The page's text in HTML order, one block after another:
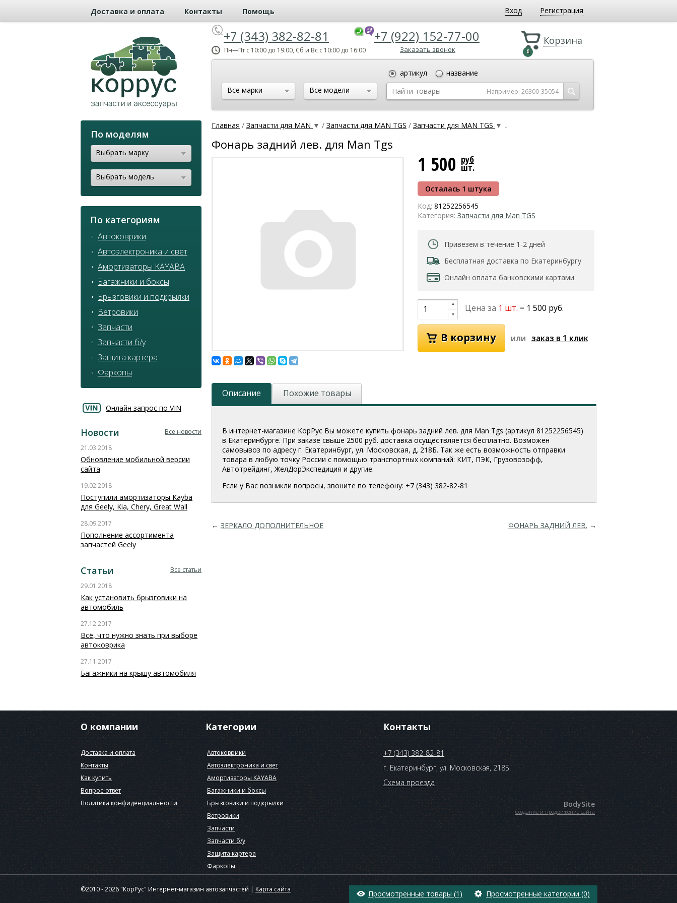
Доставка и оплата Контакты Помощь Вход Регистрация
Корзина
0
+7 (343) 382-82-81 +7 (922) 152-77-00
Пн—Пт с 10:00 до 19:00, Сб и Вс с 10:00 до 16:00 Заказать звонок
Все марки Все модели
артикул название
Например: 26300-35054
По моделям
Выбрать марку
Выбрать модель
По категориям
Автоковрики
Автоэлектроника и свет
Амортизаторы KAYABA
Багажники и боксы
Брызговики и подкрылки
Ветровики
Запчасти
Запчасти б/у
Защита картера
Фаркопы
Онлайн запрос по VIN
Новости
Все новости
21.03.2018
Обновление мобильной версии
сайта
19.02.2018
Поступили амортизаторы Kayba
для Geely, Kia, Chery, Great Wall
28.09.2017
Пополнение ассортимента
запчастей Geely
Статьи
Все статьи
29.01.2018
Как установить брызговики на
автомобиль
27.12.2017
Всё, что нужно знать при выборе
автоковрика
27.11.2017
Багажники на крышу автомобиля
Главная / Запчасти для MAN ▼ / Запчасти для MAN TGS / Запчасти для MAN TGS ▼ ↓
Фонарь задний лев. для Man Tgs
1 500 руб
шт.
Осталась 1 штука
Код: 81252256545
Категория: Запчасти для Man TGS
Привезем в течение 1-2 дней
Бесплатная доставка по Екатеринбургу
Онлайн оплата банковскими картами
Цена за 1 шт. = 1 500 руб.
или
Описание Похожие товары
В интернет-магазине КорРус Вы можете купить фонарь задний лев. для Man Tgs (артикул 81252256545)
в Екатеринбурге. При заказе свыше 2500 руб. доставка осуществляется бесплатно. Возможен
самовывоз по адресу г. Екатеринбург, ул. Московская, д. 218Б. Так же есть возможность отправки
товара в любую точку России с помощью транспортных компаний: КИТ, ПЭК, Грузовозофф,
Автотрейдинг, ЖелДорЭкспедиция и другие.
Если у Вас возникли вопросы, звоните по телефону: +7 (343) 382-82-81
← ЗЕРКАЛО ДОПОЛНИТЕЛЬНОЕ ФОНАРЬ ЗАДНИЙ ЛЕВ. →
О компании
Доставка и оплата
Контакты
Как купить
Вопрос-ответ
Политика конфиденциальности
Категории
Автоковрики
Автоэлектроника и свет
Амортизаторы KAYABA
Багажники и боксы
Брызговики и подкрылки
Ветровики
Запчасти
Запчасти б/у
Защита картера
Фаркопы
Контакты
+7 (343) 382-82-81
г. Екатеринбург, ул. Московская, 218Б.
Схема проезда
BodySite
Создание и продвижение сайта
©2010 - 2026 "КорРус" Интернет-магазин автозапчастей | Карта сайта Просмотренные товары (1) Просмотренные категории (0)